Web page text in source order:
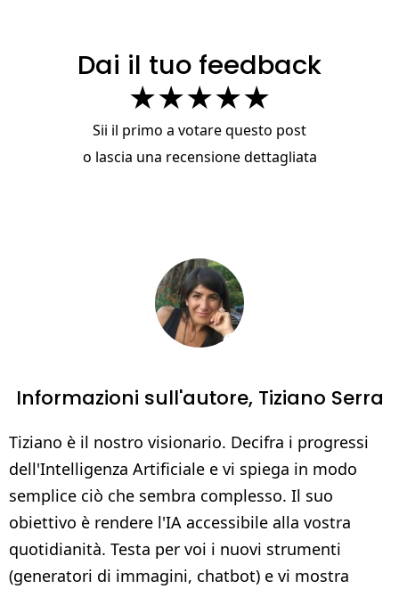
Dai il tuo feedback
★★★★★
Sii il primo a votare questo post
o lascia una recensione dettagliata
Informazioni sull'autore, Tiziano Serra
Tiziano è il nostro visionario. Decifra i progressi
dell'Intelligenza Artificiale e vi spiega in modo
semplice ciò che sembra complesso. Il suo
obiettivo è rendere l'IA accessibile alla vostra
quotidianità. Testa per voi i nuovi strumenti
(generatori di immagini, chatbot) e vi mostra